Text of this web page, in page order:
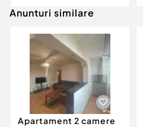
Anunturi similare
Apartament 2 camere